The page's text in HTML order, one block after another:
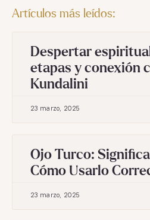
Artículos más leídos:
Despertar
etapas y conexión
Kundalini
23 marzo, 2025
Ojo Turco:
Cómo Usarlo
23 marzo, 2025